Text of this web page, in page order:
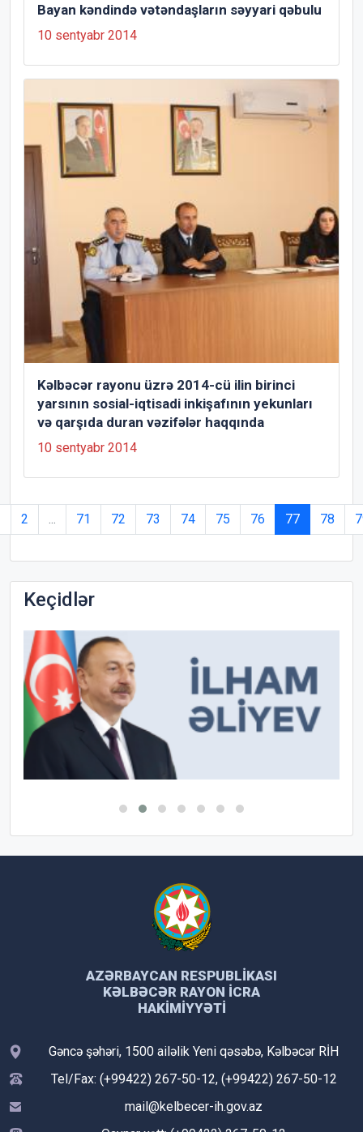
Bayan kəndində vətəndaşların səyyari qəbulu
10 sentyabr 2014
Kəlbəcər rayonu üzrə 2014-cü ilin birinci
yarsının sosial-iqtisadi inkişafının yekunları
və qarşıda duran vəzifələr haqqında
10 sentyabr 2014
2 ... 71 72 73 74 75 76 77 78
Keçidlər
AZƏRBAYCAN RESPUBLIKASI
KƏLBƏCƏR RAYON İCRA
HAKIMIYYƏTI
Gəncə şəhəri, 1500 ailəlik Yeni qəsəbə, Kəlbəcər RİH
Tel/Fax: (+99422) 267-50-12, (+99422) 267-50-12
mail@kelbecer-ih.gov.az